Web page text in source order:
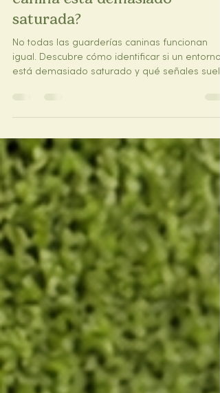
2 jul
¿Cómo saber si una guardería
canina está demasiado
No todas las guarderías caninas funcionan
está demasiado saturado y qué señales
indicar una experiencia poco equilibrada para
los perros.